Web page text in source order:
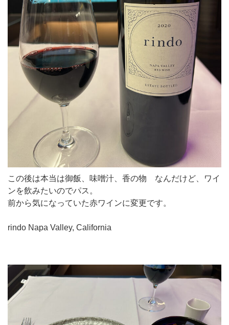
この後は本当は御飯、味噌汁、香の物 なんだけど、ワイ
ンを飲みたいのでパス。
前から気になっていた赤ワインに変更です。
rindo Napa Valley, California